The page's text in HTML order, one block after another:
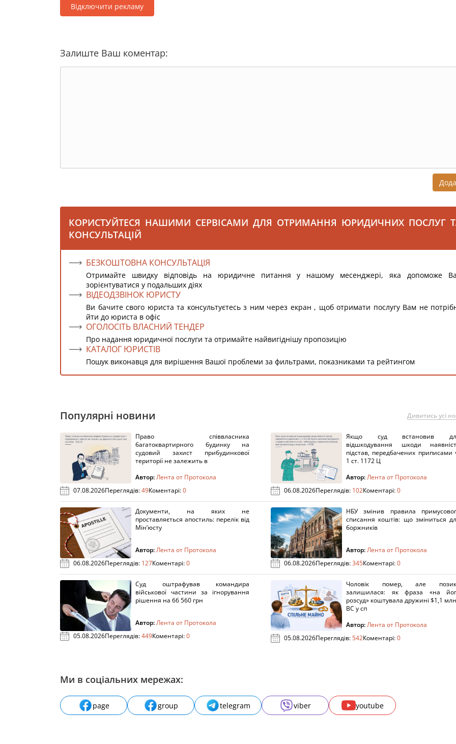
Відключити рекламу
Залиште Ваш коментар:
КОРИСТУЙТЕСЯ НАШИМИ СЕРВІСАМИ ДЛЯ ОТРИМАННЯ ЮРИДИЧНИХ ПОСЛУГ
КОНСУЛЬТАЦІЙ
БЕЗКОШТОВНА КОНСУЛЬТАЦІЯ
Отримайте швидку відповідь на юридичне питання у нашому месенджері, яка допоможе
зорієнтуватися у подальших діях
ВІДЕОДЗВІНОК ЮРИСТУ
Ви бачите свого юриста та консультуєтесь з ним через екран , щоб отримати послугу Вам не
йти до юриста в офіс
ОГОЛОСІТЬ ВЛАСНИЙ ТЕНДЕР
Про надання юридичної послуги та отримайте найвигіднішу пропозицію
КАТАЛОГ ЮРИСТІВ
Пошук виконавця для вирішення Вашої проблеми за фильтрами, показниками та рейтингом
Популярні новини Дивитись усі
Право співвласника
багатоквартирного будинку на
судовий захист прибудинкової
території не залежить в
Автор:Лента от Протокола
07.08.2026Переглядів:49Коментарі:0
Якщо суд встановив
відшкодування шкоди
підстав, передбачених приписами
1 ст. 1172 Ц
Автор:Лента от Протокола
06.08.2026Переглядів: 102Коментарі:0
Документи, на яких не
проставляється апостиль: перелік від
Мін’юсту
Автор:Лента от Протокола
06.08.2026Переглядів: 127Коментарі:0
НБУ змінив правила
списання коштів: що зміниться
боржників
Автор:Лента от Протокола
06.08.2026Переглядів:345Коментарі:0
Суд оштрафував командира
військової частини за ігнорування
рішення на 66 560 грн
Автор:Лента от Протокола
05.08.2026Переглядів:449Коментарі:0
Чоловік помер, але
залишилася: як фраза «на
розсуд» коштувала дружині $1,1
ВС у сп
Автор:Лента от Протокола
05.08.2026Переглядів:542Коментарі:0
Ми в соціальних мережах:
page group telegram viber youtube